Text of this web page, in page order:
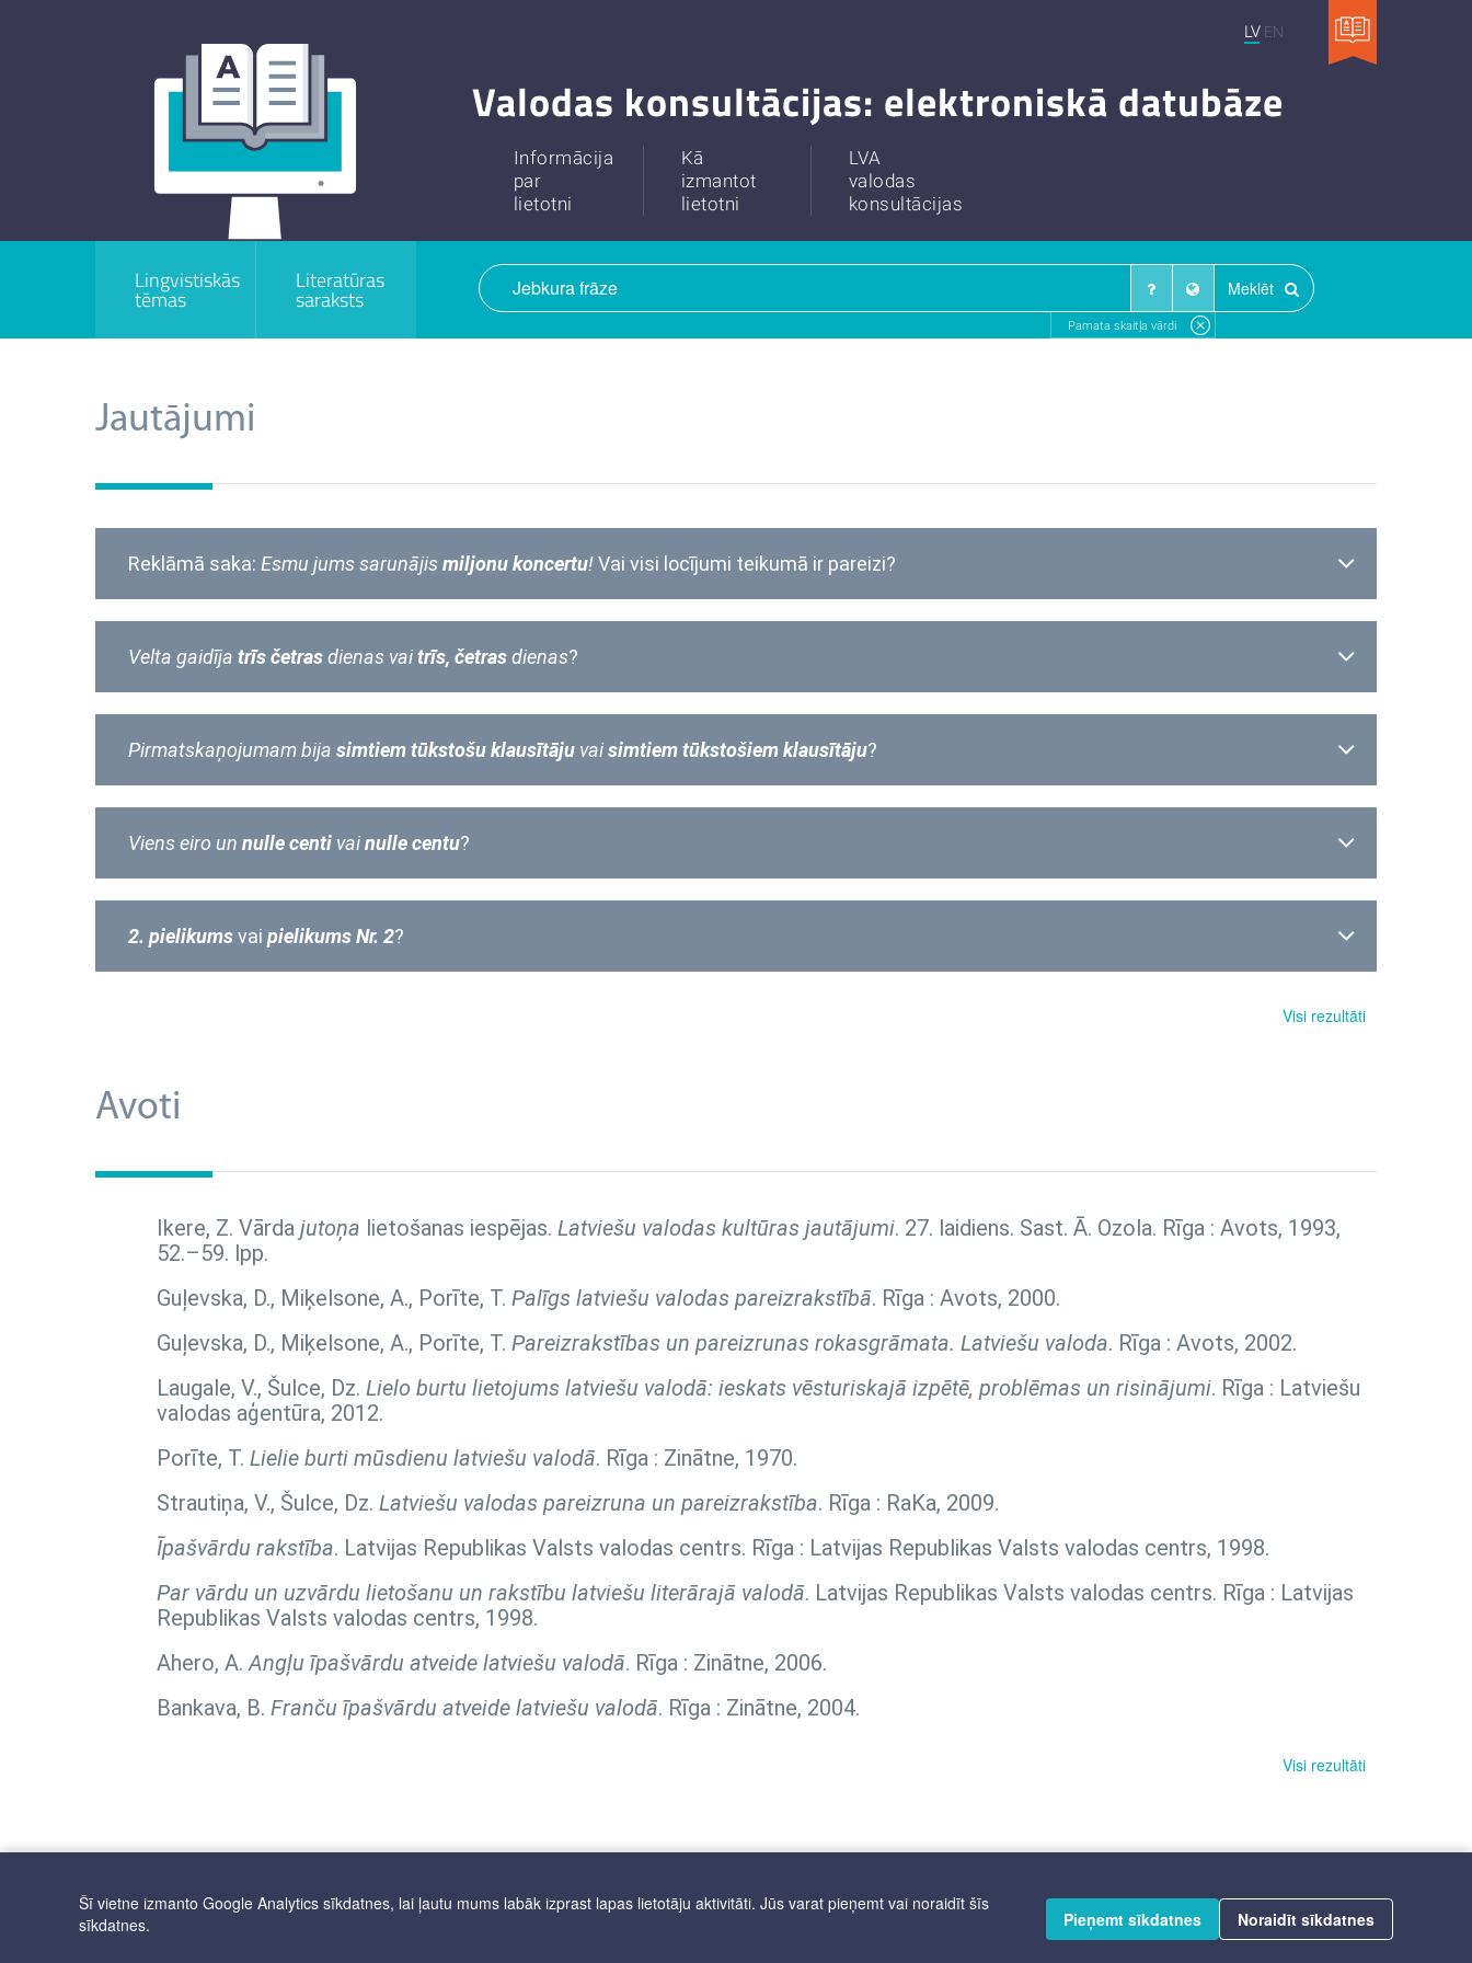
LV EN
Valodas konsultācijas: elektroniskā datubāze
Informācija
par
lietotni
Kā
izmantot
lietotni
LVA
valodas
konsultācijas
Lingvistiskās
tēmas
Literatūras
saraksts Meklēt
Pamata skaitļa vārdi
Jautājumi
Reklāmā saka: Esmu jums sarunājismiljonu koncertu!Vai visi locījumi teikumā ir pareizi?
Velta gaidīja trīs četrasdienas vaitrīs, četrasdienas?
Pirmatskaņojumam bija simtiem tūkstošuklausītāju vaisimtiem tūkstošiem klausītāju?
Viens eiro un nulle centi vainulle centu?
2. pielikumsvai pielikums Nr. 2?
Visi rezultāti
Avoti
Ikere, Z. Vārda jutoņa lietošanas iespējas. Latviešu valodas kultūras jautājumi. 27. laidiens. Sast. Ā. Ozola. Rīga : Avots, 1993,
52.–59. lpp.
Guļevska, D., Miķelsone, A., Porīte, T. Palīgs latviešu valodas pareizrakstībā. Rīga : Avots, 2000.
Guļevska, D., Miķelsone, A., Porīte, T. Pareizrakstības un pareizrunas rokasgrāmata. Latviešu valoda. Rīga : Avots, 2002.
Laugale, V., Šulce, Dz. Lielo burtu lietojums latviešu valodā: ieskats vēsturiskajā izpētē, problēmas un risinājumi. Rīga : Latviešu
valodas aģentūra, 2012.
Porīte, T. Lielie burti mūsdienu latviešu valodā. Rīga : Zinātne, 1970.
Strautiņa, V., Šulce, Dz. Latviešu valodas pareizruna un pareizrakstība. Rīga : RaKa, 2009.
Īpašvārdu rakstība. Latvijas Republikas Valsts valodas centrs. Rīga : Latvijas Republikas Valsts valodas centrs, 1998.
Par vārdu un uzvārdu lietošanu un rakstību latviešu literārajā valodā. Latvijas Republikas Valsts valodas centrs. Rīga : Latvijas
Republikas Valsts valodas centrs, 1998.
Ahero, A.Angļu īpašvārdu atveide latviešu valodā. Rīga : Zinātne, 2006.
Bankava, B. Franču īpašvārdu atveide latviešu valodā. Rīga : Zinātne, 2004.
Visi rezultāti
Šī vietne izmanto Google Analytics sīkdatnes, lai ļautu mums labāk izprast lapas lietotāju aktivitāti. Jūs varat pieņemt vai noraidīt šīs
sīkdatnes.
Pieņemt sīkdatnes Noraidīt sīkdatnes